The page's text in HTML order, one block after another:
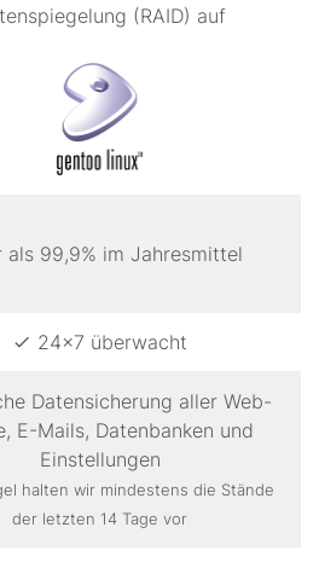
(RAID) auf
als 99,9% im Jahresmittel
24x7 überwacht
Datensicherung aller Web-
E-Mails, Datenbanken und
Einstellungen
halten wir mindestens die Stände
der letzten 14 Tage vor